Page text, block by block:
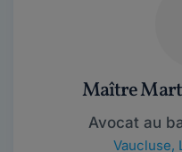
Maître
Avocat au
Vaucluse,